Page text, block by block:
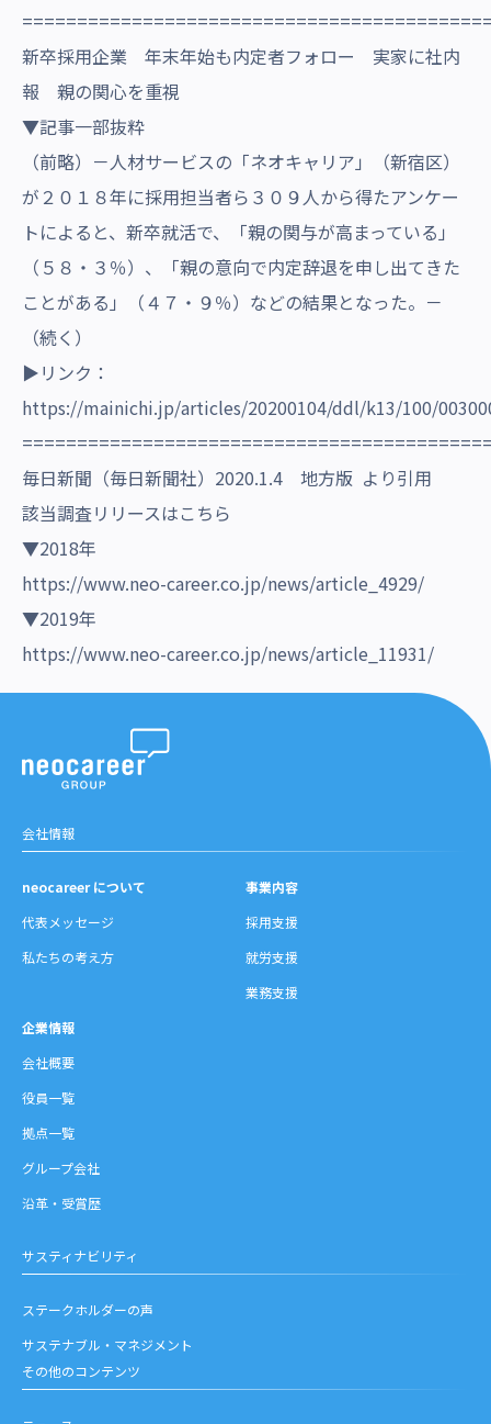
新卒採用企業 年末年始も内定者フォロー 実家に社内
報 親の関心を重視
▼記事一部抜粋
（前略）－⼈材サービスの「ネオキャリア」（新宿区）
が２０１８年に採⽤担当者ら３０９⼈から得たアンケー
トによると、新卒就活で、「親の関与が⾼まっている」
（５８・３％）、「親の意向で内定辞退を申し出てきた
ことがある」（４７・９％）などの結果となった。－
（続く）
▶リンク：
https://mainichi.jp/articles/20200104/ddl/k13/100/
毎日新聞（毎日新聞社）2020.1.4 地方版 より引用
該当調査リリースはこちら
▼2018年
https://www.neo-career.co.jp/news/article_4929/
▼2019年
https://www.neo-career.co.jp/news/article_11931/
会社情報
neocareer について
代表メッセージ
私たちの考え方
事業内容
採用支援
就労支援
業務支援
企業情報
会社概要
役員一覧
拠点一覧
グループ会社
沿革・受賞歴
サスティナビリティ
ステークホルダーの声
サステナブル・マネジメント
その他のコンテンツ